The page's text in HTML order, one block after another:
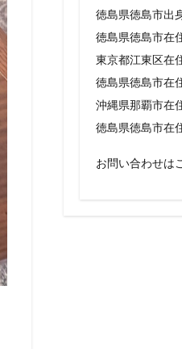
徳島県徳島市出
徳島県徳島市在
東京都江東区在
徳島県徳島市在
沖縄県那覇市在
徳島県徳島市在
お問い合わせは